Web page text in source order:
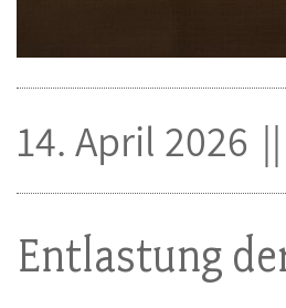
Entlastung
14. April 2026